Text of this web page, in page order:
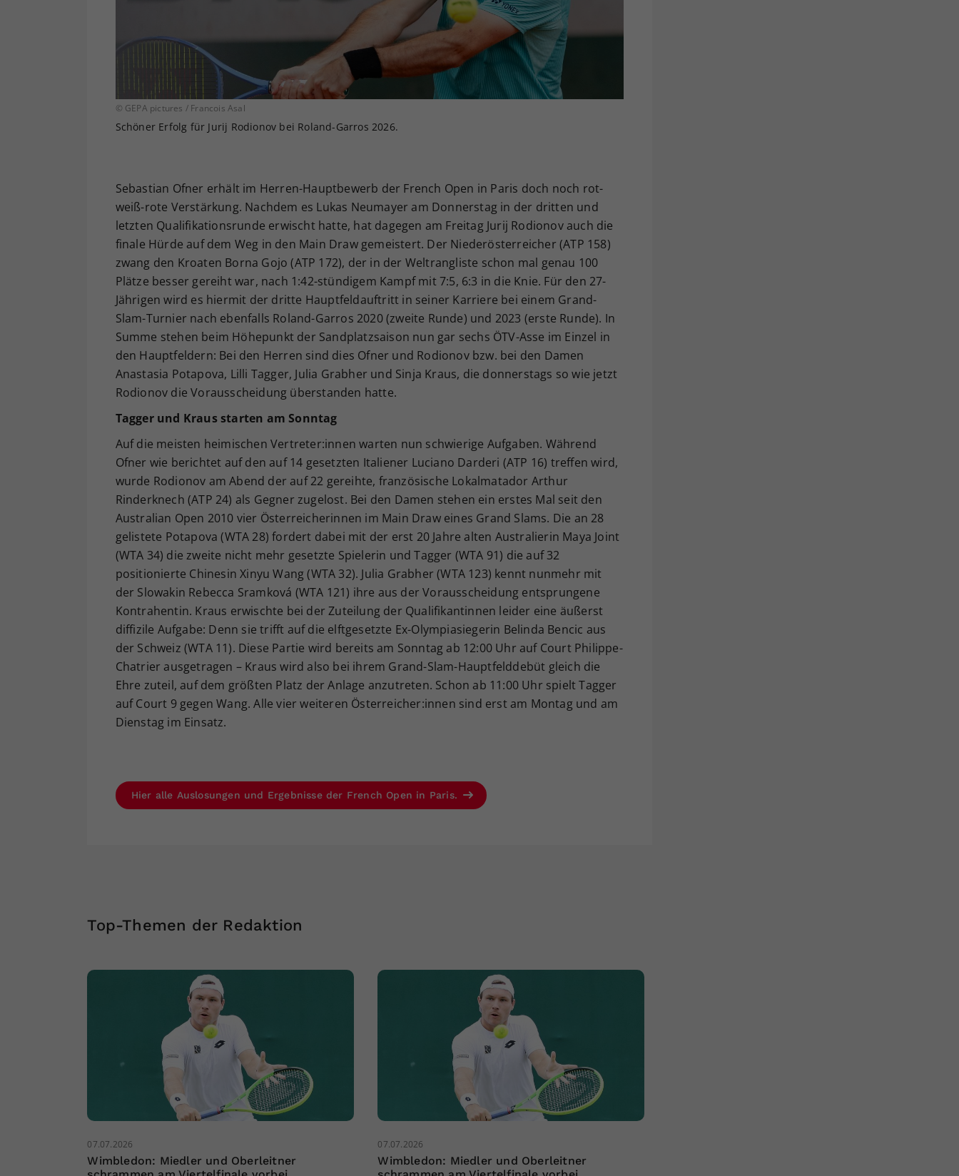
© GEPA pictures / Francois Asal
Schöner Erfolg für Jurij Rodionov bei Roland-Garros 2026.
Sebastian Ofner erhält im Herren-Hauptbewerb der French Open in Paris doch noch rot-
weiß-rote Verstärkung. Nachdem es Lukas Neumayer am Donnerstag in der dritten und
letzten Qualifikationsrunde erwischt hatte, hat dagegen am Freitag Jurij Rodionov auch die
finale Hürde auf dem Weg in den Main Draw gemeistert. Der Niederösterreicher (ATP 158)
zwang den Kroaten Borna Gojo (ATP 172), der in der Weltrangliste schon mal genau 100
Plätze besser gereiht war, nach 1:42-stündigem Kampf mit 7:5, 6:3 in die Knie. Für den 27-
Jährigen wird es hiermit der dritte Hauptfeldauftritt in seiner Karriere bei einem Grand-
Slam-Turnier nach ebenfalls Roland-Garros 2020 (zweite Runde) und 2023 (erste Runde). In
Summe stehen beim Höhepunkt der Sandplatzsaison nun gar sechs ÖTV-Asse im Einzel in
den Hauptfeldern: Bei den Herren sind dies Ofner und Rodionov bzw. bei den Damen
Anastasia Potapova, Lilli Tagger, Julia Grabher und Sinja Kraus, die donnerstags so wie jetzt
Rodionov die Vorausscheidung überstanden hatte.
Tagger und Kraus starten am Sonntag
Auf die meisten heimischen Vertreter:innen warten nun schwierige Aufgaben. Während
Ofner wie berichtet auf den auf 14 gesetzten Italiener Luciano Darderi (ATP 16) treffen wird,
wurde Rodionov am Abend der auf 22 gereihte, französische Lokalmatador Arthur
Rinderknech (ATP 24) als Gegner zugelost. Bei den Damen stehen ein erstes Mal seit den
Australian Open 2010 vier Österreicherinnen im Main Draw eines Grand Slams. Die an 28
gelistete Potapova (WTA 28) fordert dabei mit der erst 20 Jahre alten Australierin Maya Joint
(WTA 34) die zweite nicht mehr gesetzte Spielerin und Tagger (WTA 91) die auf 32
positionierte Chinesin Xinyu Wang (WTA 32). Julia Grabher (WTA 123) kennt nunmehr mit
der Slowakin Rebecca Sramková (WTA 121) ihre aus der Vorausscheidung entsprungene
Kontrahentin. Kraus erwischte bei der Zuteilung der Qualifikantinnen leider eine äußerst
diffizile Aufgabe: Denn sie trifft auf die elftgesetzte Ex-Olympiasiegerin Belinda Bencic aus
der Schweiz (WTA 11). Diese Partie wird bereits am Sonntag ab 12:00 Uhr auf Court Philippe-
Chatrier ausgetragen – Kraus wird also bei ihrem Grand-Slam-Hauptfelddebüt gleich die
Ehre zuteil, auf dem größten Platz der Anlage anzutreten. Schon ab 11:00 Uhr spielt Tagger
auf Court 9 gegen Wang. Alle vier weiteren Österreicher:innen sind erst am Montag und am
Dienstag im Einsatz.
Hier alle Auslosungen und Ergebnisse der French Open in Paris.
Top-Themen der Redaktion
07.07.2026
Wimbledon: Miedler und Oberleitner
07.07.2026
Wimbledon: Miedler und Oberleitner
Ihrer vorgenommen Einstellungen, falls der
Webseiten-Betreiber dies eingestellt hat.